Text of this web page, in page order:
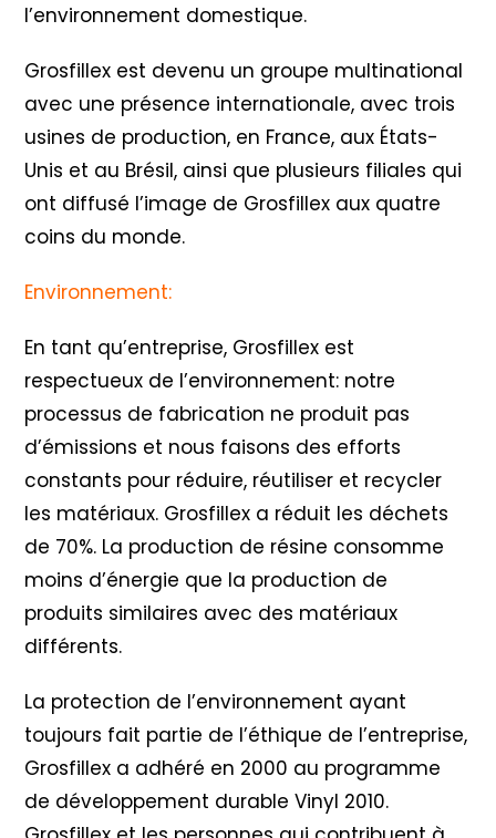
l’environnement domestique.
Grosfillex est devenu un groupe multinational
avec une présence internationale, avec trois
usines de production, en France, aux États-
Unis et au Brésil, ainsi que plusieurs filiales qui
ont diffusé l’image de Grosfillex aux quatre
coins du monde.
Environnement:
En tant qu’entreprise, Grosfillex est
respectueux de l’environnement: notre
processus de fabrication ne produit pas
d’émissions et nous faisons des efforts
constants pour réduire, réutiliser et recycler
les matériaux. Grosfillex a réduit les déchets
de 70%. La production de résine consomme
moins d’énergie que la production de
produits similaires avec des matériaux
différents.
La protection de l’environnement ayant
toujours fait partie de l’éthique de l’entreprise,
Grosfillex a adhéré en 2000 au programme
de développement durable Vinyl 2010.